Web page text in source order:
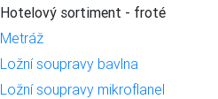
Hotelový sortiment - froté
Metráž
Ložní soupravy bavlna
Ložní soupravy mikroflanel